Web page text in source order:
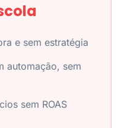
e sem estratégia
automação, sem
sem ROAS